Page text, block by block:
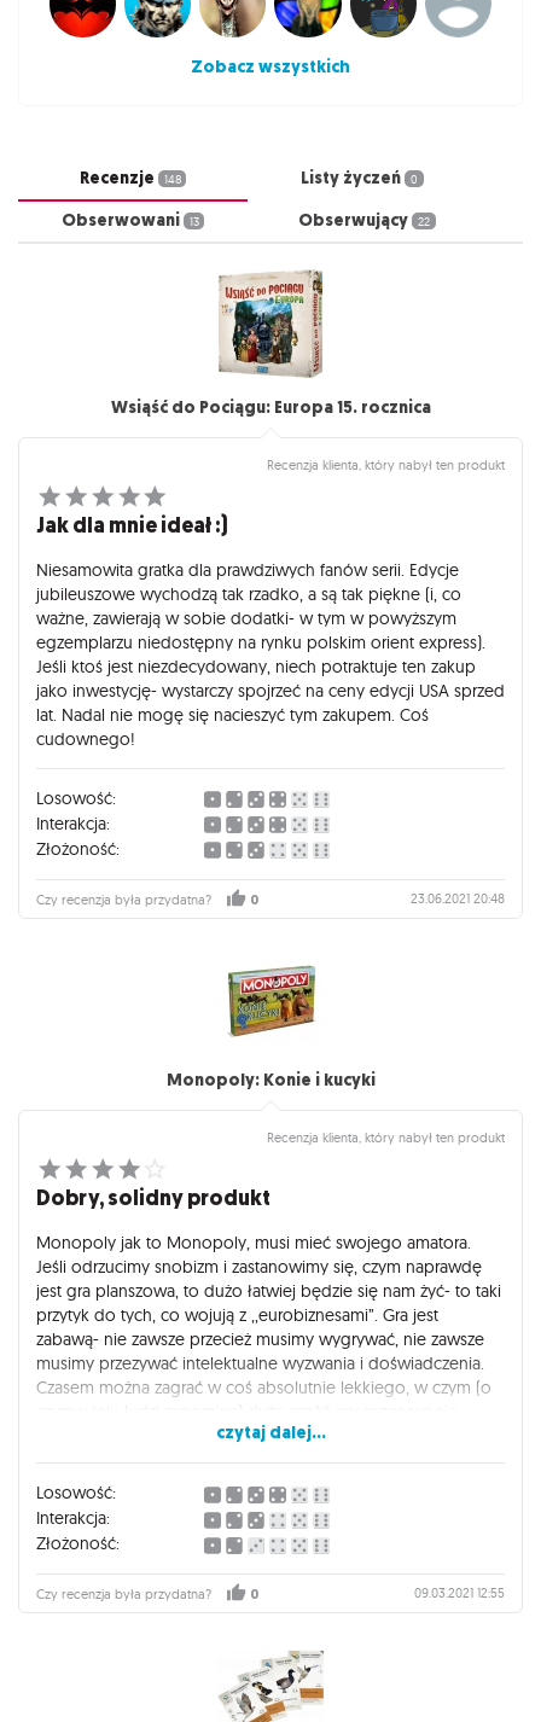
Zobacz wszystkich
Recenzje 148 Listy życzeń 0
Obserwowani 13 Obserwujący 22
Wsiąść do Pociągu: Europa 15. rocznica
Recenzja klienta, który nabył ten produkt
Jak dla mnie ideał :)
Niesamowita gratka dla prawdziwych fanów serii. Edycje
jubileuszowe wychodzą tak rzadko, a są tak piękne (i, co
ważne, zawierają w sobie dodatki- w tym w powyższym
egzemplarzu niedostępny na rynku polskim orient express).
Jeśli ktoś jest niezdecydowany, niech potraktuje ten zakup
jako inwestycję- wystarczy spojrzeć na ceny edycji USA sprzed
lat. Nadal nie mogę się nacieszyć tym zakupem. Coś
cudownego!
Losowość:
Interakcja:
Złożoność:
Czy recenzja była przydatna? 0 23.06.2021 20:48
Monopoly: Konie i kucyki
Recenzja klienta, który nabył ten produkt
Dobry, solidny produkt
Monopoly jak to Monopoly, musi mieć swojego amatora.
Jeśli odrzucimy snobizm i zastanowimy się, czym naprawdę
jest gra planszowa, to dużo łatwiej będzie się nam żyć- to taki
przytyk do tych, co wojują z ,,eurobiznesami”. Gra jest
zabawą- nie zawsze przecież musimy wygrywać, nie zawsze
musimy przezywać intelektualne wyzwania i doświadczenia.
Czasem można zagrać w coś absolutnie lekkiego, w czym (o
czym wielu ludzi zapomina) duża część gry rozgrywa się
ponad planszą. Jeśli chodzi o tę konkretną wersje Monopoly-
jak tu nie kupić jej dla miłośnika jeździectwa? Niesamowita
frajda, zawsze to miła odmiana dla kupowania ulic :)
czytaj dalej...
Losowość:
Interakcja:
Złożoność:
Czy recenzja była przydatna? 0 09.03.2021 12:55